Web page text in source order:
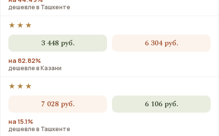
дешевле в Ташкенте
★★★
3 448 руб. 6 304 руб.
на 82.82%
дешевле в Казани
★★★
7 028 руб. 6 106 руб.
на 15.1%
дешевле в Ташкенте